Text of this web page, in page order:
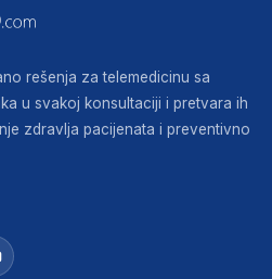
rešenja za telemedicinu sa
u svakoj konsultaciji i pretvara ih
zdravlja pacijenata i preventivno